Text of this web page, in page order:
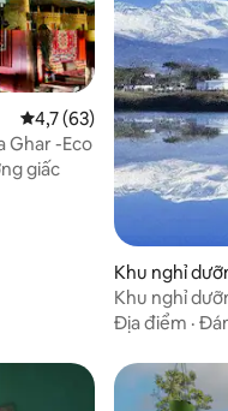
Xếp hạng trung bình 4,7/
4,7 (63)
Shanta Ghar -Eco
giấc
Khu nghỉ
Khu nghỉ
Địa điểm ·